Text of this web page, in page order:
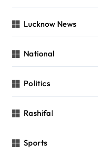
Lucknow News
National
Politics
Rashifal
Sports